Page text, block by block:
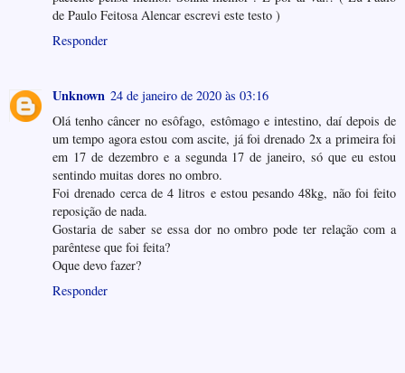
de Paulo Feitosa Alencar escrevi este testo )
Responder
Unknown 24 de janeiro de 2020 às 03:16
Olá tenho câncer no esôfago, estômago e intestino, daí depois de
um tempo agora estou com ascite, já foi drenado 2x a primeira foi
em 17 de dezembro e a segunda 17 de janeiro, só que eu estou
sentindo muitas dores no ombro.
Foi drenado cerca de 4 litros e estou pesando 48kg, não foi feito
reposição de nada.
Gostaria de saber se essa dor no ombro pode ter relação com a
parêntese que foi feita?
Oque devo fazer?
Responder